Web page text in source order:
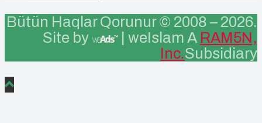
Bütün Haqlar Qorunur © 2008 – 2026.
Site by
| weIslam A RAM5N,
Inc.Subsidiary